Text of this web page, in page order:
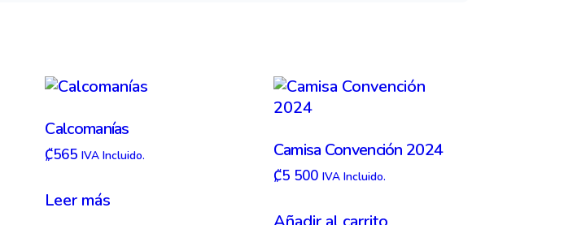
Calcomanías
₡565 IVA Incluido.
Leer más
Camisa Convención 2024
₡5 500 IVA Incluido.